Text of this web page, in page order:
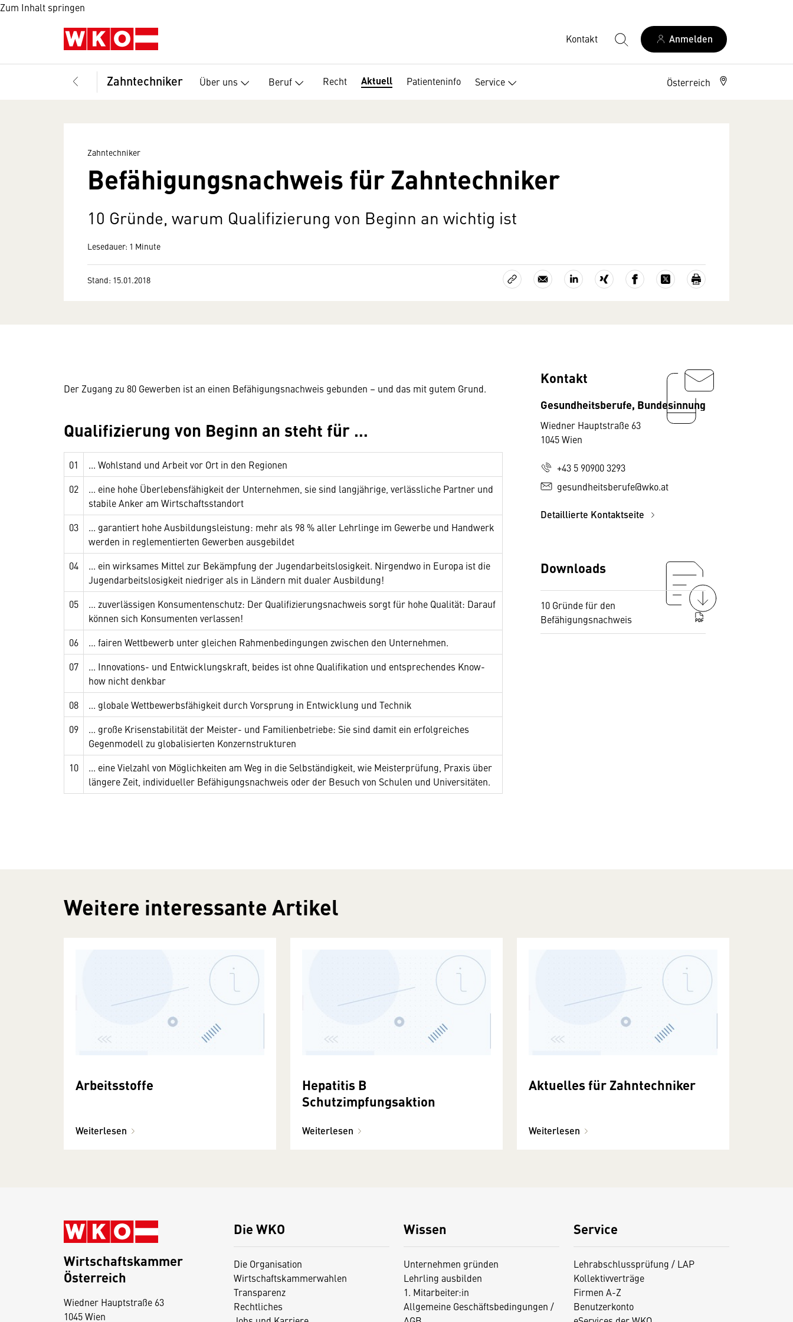
Zum Inhalt springen
Kontakt Anmelden
Zahntechniker Über uns Beruf Recht Aktuell Patienteninfo Service Österreich
Zahntechniker
Befähigungsnachweis für Zahntechniker
10 Gründe, warum Qualifizierung von Beginn an wichtig ist
Lesedauer: 1 Minute
Stand: 15.01.2018
Der Zugang zu 80 Gewerben ist an einen Befähigungsnachweis gebunden – und das mit gutem Grund.
Qualifizierung von Beginn an steht für …
01
... Wohlstand und Arbeit vor Ort in den Regionen
02
... eine hohe Überlebensfähigkeit der Unternehmen, sie sind langjährige, verlässliche Partner und
stabile Anker am Wirtschaftsstandort
03
... garantiert hohe Ausbildungsleistung: mehr als 98 % aller Lehrlinge im Gewerbe und Handwerk
werden in reglementierten Gewerben ausgebildet
04
... ein wirksames Mittel zur Bekämpfung der Jugendarbeitslosigkeit. Nirgendwo in Europa ist die
Jugendarbeitslosigkeit niedriger als in Ländern mit dualer Ausbildung!
05
... zuverlässigen Konsumentenschutz: Der Qualifizierungsnachweis sorgt für hohe Qualität: Darauf
können sich Konsumenten verlassen!
06
... fairen Wettbewerb unter gleichen Rahmenbedingungen zwischen den Unternehmen.
07
... Innovations- und Entwicklungskraft, beides ist ohne Qualifikation und entsprechendes Know-
how nicht denkbar
08
... globale Wettbewerbsfähigkeit durch Vorsprung in Entwicklung und Technik
09
... große Krisenstabilität der Meister- und Familienbetriebe: Sie sind damit ein erfolgreiches
Gegenmodell zu globalisierten Konzernstrukturen
10
... eine Vielzahl von Möglichkeiten am Weg in die Selbständigkeit, wie Meisterprüfung, Praxis über
längere Zeit, individueller Befähigungsnachweis oder der Besuch von Schulen und Universitäten.
Kontakt
Gesundheitsberufe, Bundesinnung
Wiedner Hauptstraße 63
1045 Wien
+43 5 90900 3293
gesundheitsberufe@wko.at
Detaillierte Kontaktseite
Downloads
10 Gründe für den
Befähigungsnachweis
PDF
Weitere interessante Artikel
Arbeitsstoffe
Weiterlesen
Hepatitis B
Schutzimpfungsaktion
Weiterlesen
Aktuelles für Zahntechniker
Weiterlesen
Die WKO
Die Organisation
Wirtschaftskammerwahlen
Transparenz
Rechtliches
Wissen
Unternehmen gründen
Lehrling ausbilden
1. Mitarbeiter:in
Allgemeine Geschäftsbedingungen /
Service
Lehrabschlussprüfung / LAP
Kollektivverträge
Firmen A-Z
Benutzerkonto
Wirtschaftskammer
Österreich
Wiedner Hauptstraße 63
1045 Wien